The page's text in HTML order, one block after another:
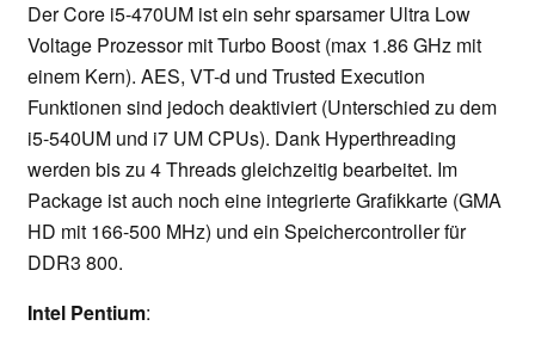
Der Core i5-470UM ist ein sehr sparsamer Ultra Low
Voltage Prozessor mit Turbo Boost (max 1.86 GHz mit
einem Kern). AES, VT-d und Trusted Execution
Funktionen sind jedoch deaktiviert (Unterschied zu dem
i5-540UM und i7 UM CPUs). Dank Hyperthreading
werden bis zu 4 Threads gleichzeitig bearbeitet. Im
Package ist auch noch eine integrierte Grafikkarte (GMA
HD mit 166-500 MHz) und ein Speichercontroller für
DDR3 800.
Intel Pentium: